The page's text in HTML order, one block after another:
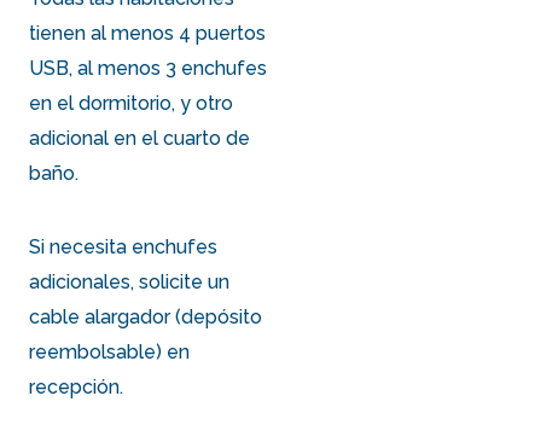
tienen al menos 4 puertos
USB, al menos 3 enchufes
en el dormitorio, y otro
adicional en el cuarto de
baño.
Si necesita enchufes
adicionales, solicite un
cable alargador (depósito
reembolsable) en
recepción.